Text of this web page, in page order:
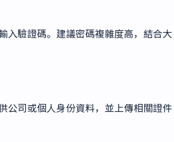
入驗證碼。建議密碼複雜度高，結合大
公司或個人身份資料，並上傳相關證件